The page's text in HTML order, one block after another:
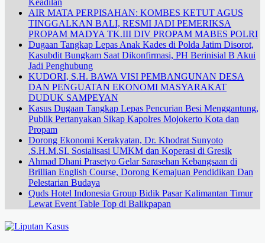
Keadilan
AIR MATA PERPISAHAN: KOMBES KETUT AGUS
TINGGALKAN BALI, RESMI JADI PEMERIKSA
PROPAM MADYA TK.III DIV PROPAM MABES POLRI
Dugaan Tangkap Lepas Anak Kades di Polda Jatim Disorot,
Kasubdit Bungkam Saat Dikonfirmasi, PH Berinisial B Akui
Jadi Penghubung
KUDORI, S.H. BAWA VISI PEMBANGUNAN DESA
DAN PENGUATAN EKONOMI MASYARAKAT
DUDUK SAMPEYAN
Kasus Dugaan Tangkap Lepas Pencurian Besi Menggantung,
Publik Pertanyakan Sikap Kapolres Mojokerto Kota dan
Propam
Dorong Ekonomi Kerakyatan, Dr. Khodrat Sunyoto
.S.H.M.SI. Sosialisasi UMKM dan Koperasi di Gresik
Ahmad Dhani Prasetyo Gelar Sarasehan Kebangsaan di
Brillian English Course, Dorong Kemajuan Pendidikan Dan
Pelestarian Budaya
Quds Hotel Indonesia Group Bidik Pasar Kalimantan Timur
Lewat Event Table Top di Balikpapan